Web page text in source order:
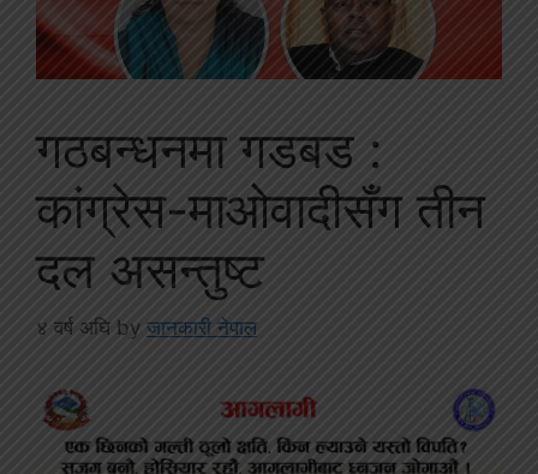
गठबन्धनमा गडबड :
कांग्रेस-माओवादीसँग तीन
दल असन्तुष्ट
४ वर्ष अघि by जानकारी नेपाल